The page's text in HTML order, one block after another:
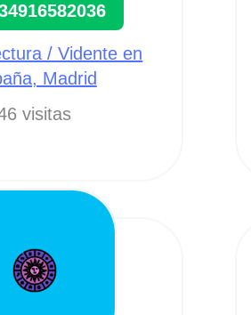
/ Vidente en
Madrid
visitas